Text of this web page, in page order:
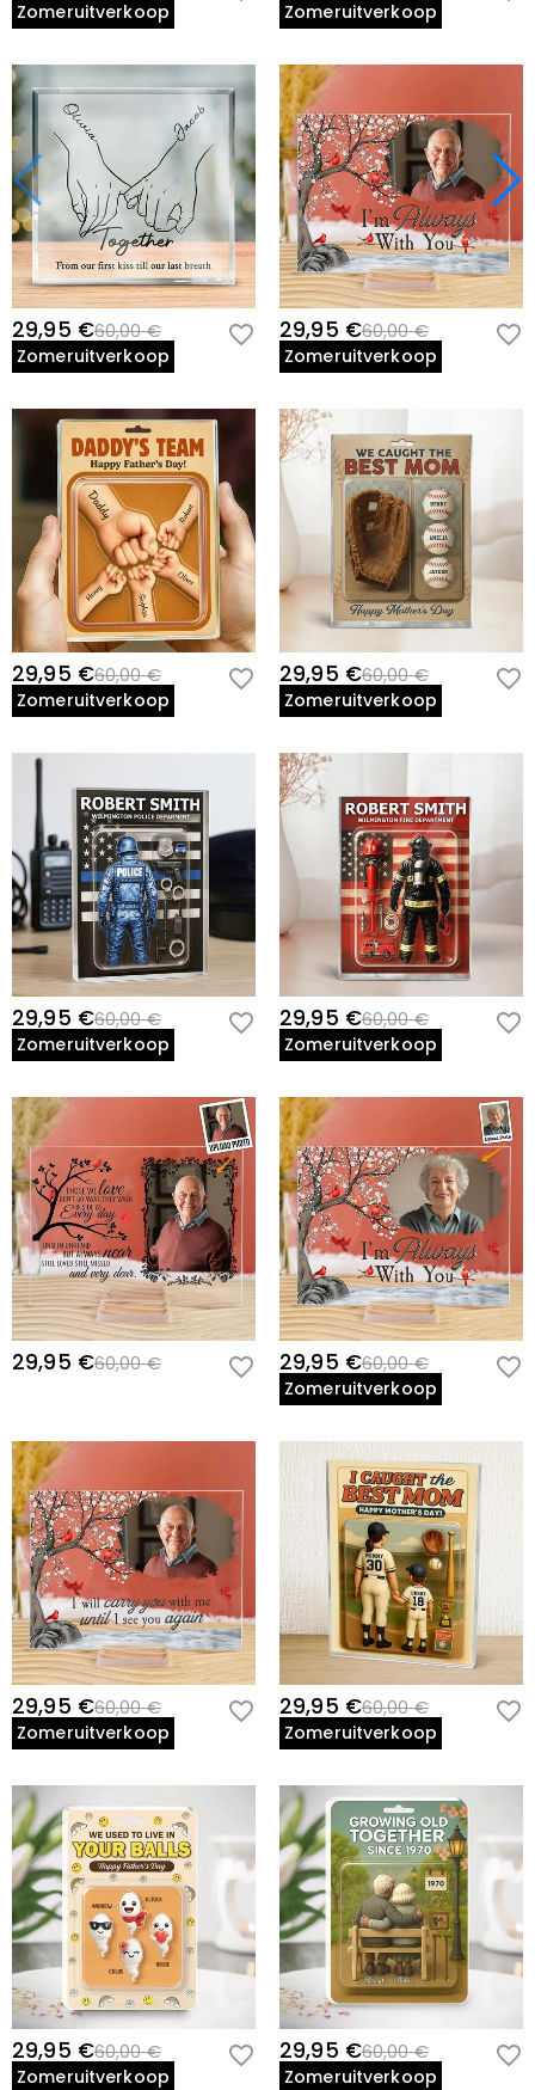
Zomeruitverkoop Zomeruitverkoop
29,95 €60,00 €
Zomeruitverkoop
29,95 €60,00 €
Zomeruitverkoop
29,95 €60,00 €
Zomeruitverkoop
29,95 €60,00 €
Zomeruitverkoop
29,95 €60,00 €
Zomeruitverkoop
29,95 €60,00 €
Zomeruitverkoop
29,95 €60,00 € 29,95 €60,00 €
Zomeruitverkoop
29,95 €60,00 €
Zomeruitverkoop
29,95 €60,00 €
Zomeruitverkoop
29,95 €60,00 €
Zomeruitverkoop
29,95 €60,00 €
Zomeruitverkoop